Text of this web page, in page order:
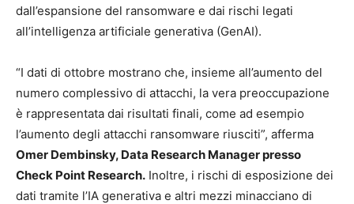
dall’espansione del ransomware e dai rischi legati
all’intelligenza artificiale generativa (GenAI).
“I dati di ottobre mostrano che, insieme all’aumento del
numero complessivo di attacchi, la vera preoccupazione
è rappresentata dai risultati finali, come ad esempio
l’aumento degli attacchi ransomware riusciti”, afferma
Omer Dembinsky, Data Research Manager presso
Check Point Research. Inoltre, i rischi di esposizione dei
dati tramite l’IA generativa e altri mezzi minacciano di